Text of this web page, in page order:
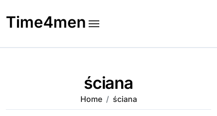
to
content
Time4men
ściana
Home ściana